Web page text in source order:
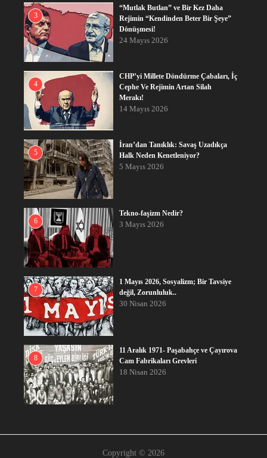
3
“Mutlak Butlan” ve Bir Kez Daha
Rejimin “Kendinden Beter Bir Şeye”
Dönüşmesi!
24 Mayıs 2026
4
CHP’yi Millete Döndürme Çabaları, İç
Cephe Ve Rejimin Artan Silah
Merakı!
14 Mayıs 2026
5
İran’dan Tanıklık: Savaş Uzadıkça
Halk Neden Kenetleniyor?
5 Mayıs 2026
6
Tekno-faşizm Nedir?
3 Mayıs 2026
7
1 Mayıs 2026, Sosyalizm; Bir Tavsiye
değil, Zorunluluk..
30 Nisan 2026
8
11 Aralık 1971- Paşabahçe ve Çayırova
Cam Fabrikaları Grevleri
18 Nisan 2026
Copyright © 2026